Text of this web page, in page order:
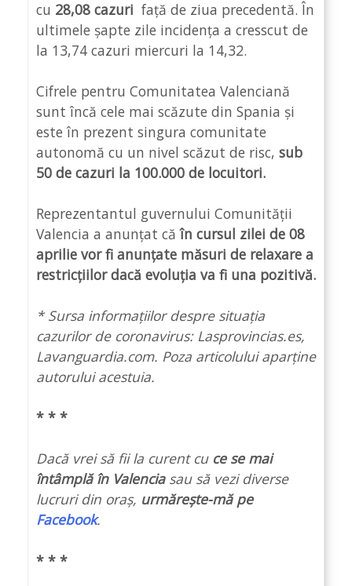
cu 28,08 cazuri față de ziua precedentă. În
ultimele șapte zile incidența a cresscut de
la 13,74 cazuri miercuri la 14,32.
Cifrele pentru Comunitatea Valenciană
sunt încă cele mai scăzute din Spania și
este în prezent singura comunitate
autonomă cu un nivel scăzut de risc, sub
50 de cazuri la 100.000 de locuitori.
Reprezentantul guvernului Comunității
Valencia a anunțat că în cursul zilei de 08
aprilie vor fi anunțate măsuri de relaxare a
restricțiilor dacă evoluția va fi una pozitivă.
* Sursa informațiilor despre situația
cazurilor de coronavirus: Lasprovincias.es,
Lavanguardia.com. Poza articolului aparține
autorului acestuia.
* * *
Dacă vrei să fii la curent cu ce se mai
întâmplă în Valenciasau să vezi diverse
lucruri din oraș, urmărește-mă pe
Facebook.
* * *